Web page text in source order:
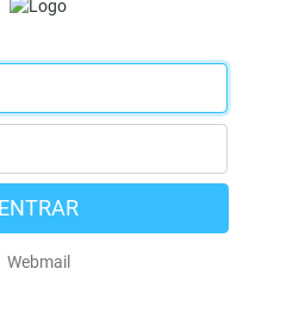
ENTRAR
Webmail